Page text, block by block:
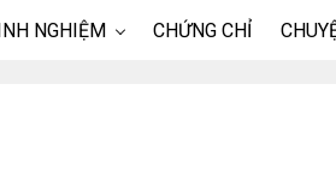
NGHIỆM CHỨNG CHỈ